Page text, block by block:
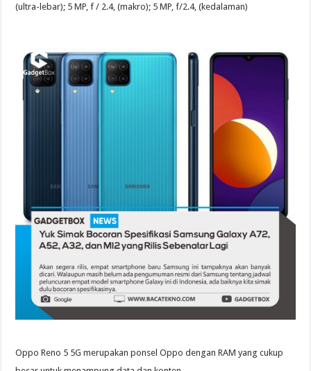
(ultra-lebar); 5 MP, f / 2.4, (makro); 5 MP, f/2.4, (kedalaman)
Oppo Reno 5 5G merupakan ponsel Oppo dengan RAM yang cukup